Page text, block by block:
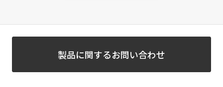
製品に関するお問い合わせ